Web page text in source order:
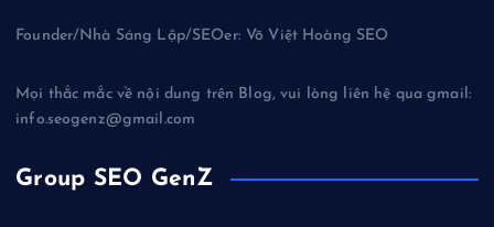
Founder/Nhà Sáng Lập/SEOer: Võ Việt Hoàng SEO
Mọi thắc mắc về nội dung trên Blog, vui lòng liên hệ qua gmail:
info.seogenz@gmail.com
Group SEO GenZ